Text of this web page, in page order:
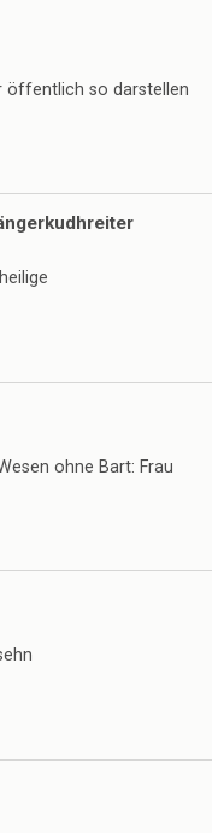
öffentlich so darstellen
ohne Bart: Frau